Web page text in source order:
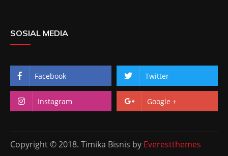
SOSIAL MEDIA
Facebook Twitter
Instagram Google +
Copyright © 2018. Timika Bisnis by Everestthemes